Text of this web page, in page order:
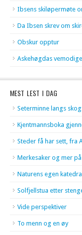
Ibsens skiløpermøte
Da Ibsen skrev om
Obskur opptur
Askehøgdas
MEST LEST I DAG
Seterminne langs
Kjentmannsboka
Steder få har sett, fra
Merkesaker og mer
Naturens egen
Solfjellstua etter
Vide perspektiver
To menn og en øy